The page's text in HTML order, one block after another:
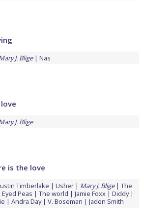
J. Blige Nas
J. Blige
is the love
Timberlake Usher Mary J. Blige
The
Eyed Peas
The world Jamie Foxx
Diddy
Andra Day V. Boseman Jaden Smith